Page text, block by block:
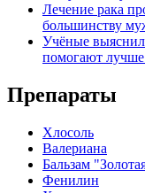
Лечение рака
большинству
Учёные
помогают лучше
Препараты
Хлосоль
Валериана
Бальзам
Фенилин